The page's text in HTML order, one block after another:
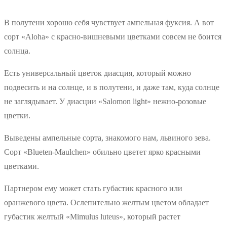
В полутени хорошо себя чувствует ампельная фуксия. А вот
сорт «Aloha» с красно-вишневыми цветками совсем не боится
солнца.
Есть универсальный цветок диасция, который можно
подвесить и на солнце, и в полутени, и даже там, куда солнце
не заглядывает. У диасции «Salomon light» нежно-розовые
цветки.
Выведены ампельные сорта, знакомого нам, львиного зева.
Сорт «Blueten-Maulchen» обильно цветет ярко красными
цветками.
Партнером ему может стать губастик красного или
оранжевого цвета. Ослепительно желтым цветом обладает
губастик желтый «Mimulus luteus», который растет